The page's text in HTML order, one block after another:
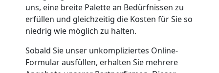
uns, eine breite Palette an Bedürfnissen zu
erfüllen und gleichzeitig die Kosten für Sie so
niedrig wie möglich zu halten.
Sobald Sie unser unkompliziertes Online-
Formular ausfüllen, erhalten Sie mehrere
Dornbirn
Klaviertransport